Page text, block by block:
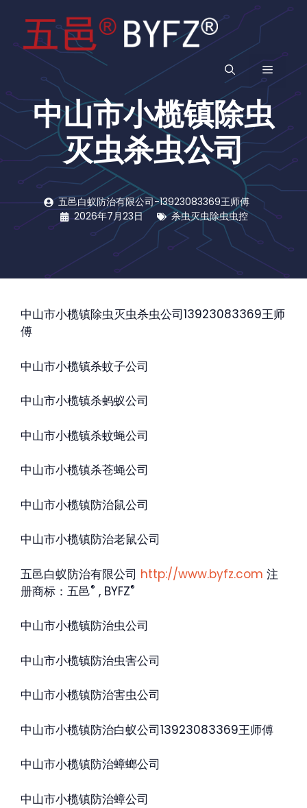
菜
单
中山市小榄镇除虫
灭虫杀虫公司
五邑白蚁防治有限公司-13923083369王师傅
2026年7月23日
杀虫灭虫除虫虫控
中山市小榄镇除虫灭虫杀虫公司13923083369王师
傅
中山市小榄镇杀蚊子公司
中山市小榄镇杀蚂蚁公司
中山市小榄镇杀蚊蝇公司
中山市小榄镇杀苍蝇公司
中山市小榄镇防治鼠公司
中山市小榄镇防治老鼠公司
五邑白蚁防治有限公司 http://www.byfz.com 注
册商标：五邑® , BYFZ®
中山市小榄镇防治虫公司
中山市小榄镇防治虫害公司
中山市小榄镇防治害虫公司
中山市小榄镇防治白蚁公司13923083369王师傅
中山市小榄镇防治蟑螂公司
中山市小榄镇防治蟑公司